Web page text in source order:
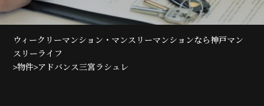
ウィークリーマンション・マンスリーマンションなら神戸マン
スリーライフ
>物件>アドバンス三宮ラシュレ